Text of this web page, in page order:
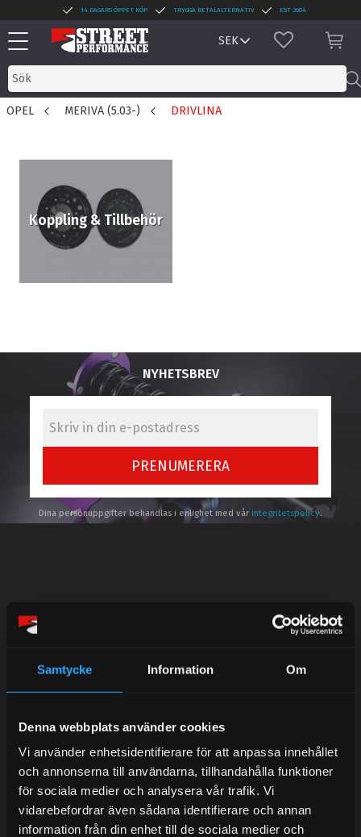
Samtycke Information Om
Denna webbplats använder cookies
Vi använder enhetsidentifierare för att anpassa innehållet
och annonserna till användarna, tillhandahålla funktioner
för sociala medier och analysera vår trafik. Vi
vidarebefordrar även sådana identifierare och annan
information från din enhet till de sociala medier och
Meny
14 DAGARS ÖPPET KÖP TRYGGA BETALALTERNATIV EST 2004
FAVORITER
OPEL MERIVA (5.03-) DRIVLINA
Koppling & Tillbehör
NYHETSBREV
PRENUMERERA
Dina personuppgifter behandlas i enlighet med vår integritetspolicy.
Semestertider.
Under V.27 - V.33 nås vi enbart på mejl. Ordrar skickas
Mån-Tors: 10:30-15:00
Lunchstängt 12:00-13:00
Tel: 031- 51 66 60
E-post:info@streetperformance.se